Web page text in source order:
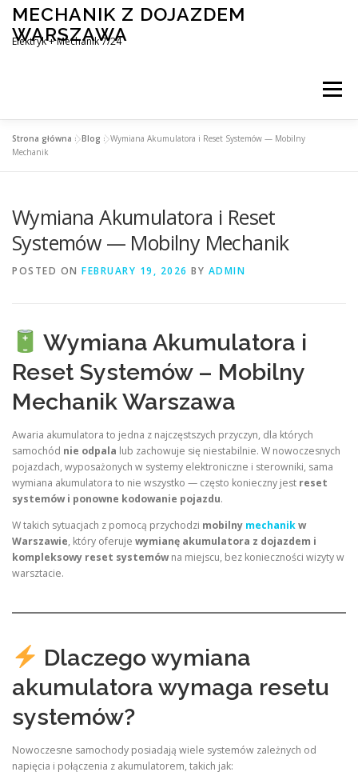
Skip
content
MECHANIK Z DOJAZDEM
WARSZAWA
Elektryk + Mechanik 7/24
Menu
MOBILNY MECHANIK WARSZAWA
ELEKTRYK SAMOCHODOWY BLOG KONTAKT
Strona główna »Blog »Wymiana Akumulatora i Reset Systemów — Mobilny
Mechanik
Wymiana Akumulatora i Reset
Systemów — Mobilny Mechanik
POSTED ON FEBRUARY 19, 2026 BY ADMIN
Wymiana Akumulatora i
Reset Systemów – Mobilny
Mechanik Warszawa
Awaria akumulatora to jedna z najczęstszych przyczyn, dla których
samochód nie odpala lub zachowuje się niestabilnie. W nowoczesnych
pojazdach, wyposażonych w systemy elektroniczne i sterowniki, sama
wymiana akumulatora to nie wszystko — często konieczny jest reset
systemów i ponowne kodowanie pojazdu.
W takich sytuacjach z pomocą przychodzi mobilny mechanikw
Warszawie, który oferuje wymianę akumulatora z dojazdem i
kompleksowy reset systemówna miejscu, bez konieczności wizyty w
warsztacie.
Dlaczego wymiana
akumulatora wymaga resetu
systemów?
Nowoczesne samochody posiadają wiele systemów zależnych od
napięcia i połączenia z akumulatorem, takich jak: